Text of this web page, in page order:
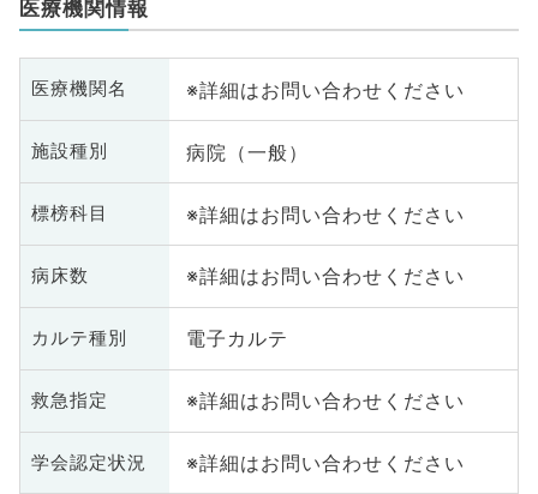
医療機関情報
医療機関名 ※詳細はお問い合わせください
施設種別 病院（一般）
標榜科目 ※詳細はお問い合わせください
病床数 ※詳細はお問い合わせください
カルテ種別 電子カルテ
救急指定 ※詳細はお問い合わせください
学会認定状況 ※詳細はお問い合わせください